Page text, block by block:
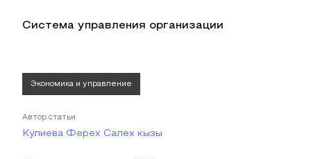
Система управления организации
Экономика и управление
Автор статьи
Кулиева Ферех Салех кызы